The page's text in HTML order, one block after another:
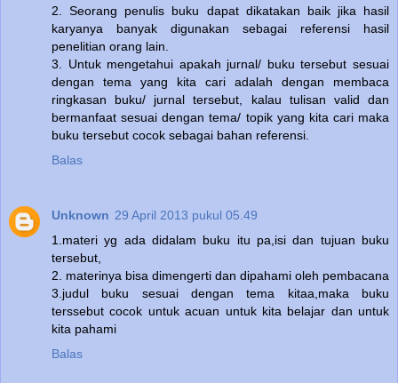
2. Seorang penulis buku dapat dikatakan baik jika hasil
karyanya banyak digunakan sebagai referensi hasil
penelitian orang lain.
3. Untuk mengetahui apakah jurnal/ buku tersebut sesuai
dengan tema yang kita cari adalah dengan membaca
ringkasan buku/ jurnal tersebut, kalau tulisan valid dan
bermanfaat sesuai dengan tema/ topik yang kita cari maka
buku tersebut cocok sebagai bahan referensi.
Balas
Unknown 29 April 2013 pukul 05.49
1.materi yg ada didalam buku itu pa,isi dan tujuan buku
tersebut,
2. materinya bisa dimengerti dan dipahami oleh pembacana
3.judul buku sesuai dengan tema kitaa,maka buku
terssebut cocok untuk acuan untuk kita belajar dan untuk
kita pahami
Balas